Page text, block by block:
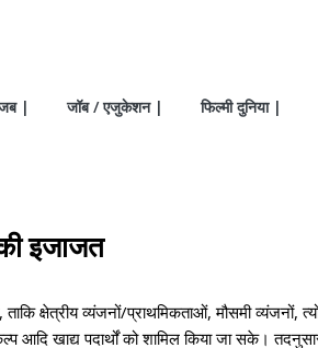
| जॉब / एजुकेशन | फिल्मी दुनिया |
इजाजत
क्षेत्रीय व्यंजनों/प्राथमिकताओं, मौसमी व्यंजनों,
आदि खाद्य पदार्थों को शामिल किया जा सके।